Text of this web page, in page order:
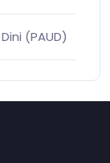
(PAUD)